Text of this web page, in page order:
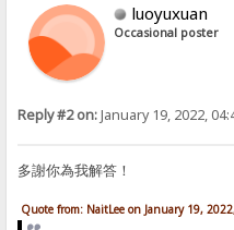
luoyuxuan
Occasional poster
Reply #2 on:January 19, 2022,
多謝你為我解答！
Quote from: NaitLee on January 19,